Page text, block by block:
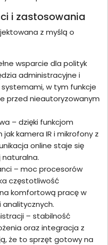
i zastosowania
z myślą o
wsparcie dla polityk
administracyjne i
w tym funkcje
przed nieautoryzowanym
– dzięki funkcjom
kamera IR i mikrofony z
online staje się
naturalna.
– moc procesorów
częstotliwość
komfortową pracę w
– stabilność
oraz integracja z
że to sprzęt gotowy na